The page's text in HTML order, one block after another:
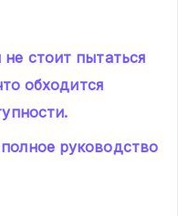
стоит пытаться
обходится
руководство